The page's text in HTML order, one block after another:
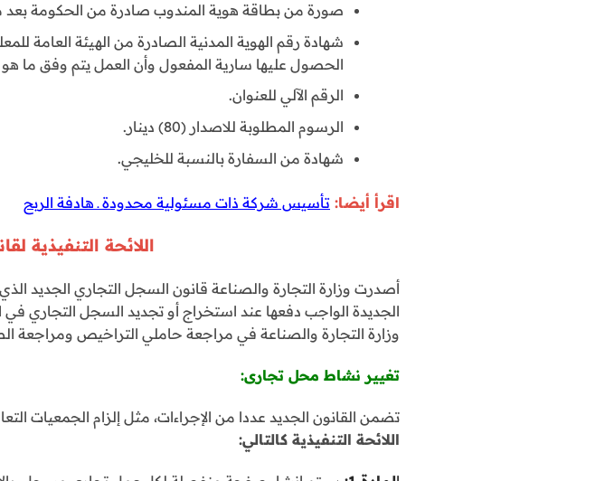
صورة من بطاقة هوية المندوب صادرة من الحكومة بعد
شهادة رقم الهوية المدنية الصادرة من الهيئة العامة
الحصول عليها سارية المفعول وأن العمل يتم وفق ما
الرقم الآلي للعنوان.
الرسوم المطلوبة للاصدار (80) دينار.
شهادة من السفارة بالنسبة للخليجي.
اقرأ أيضا: تأسيس شركة ذات مسئولية محدودة ـ هادفة الربح
اللائحة التنفيذية
أصدرت وزارة التجارة والصناعة قانون السجل التجاري الجديد
الجديدة الواجب دفعها عند استخراج أو تجديد السجل التجاري
وزارة التجارة والصناعة في مراجعة حاملي التراخيص ومراجعة
تغيير نشاط محل تجارى:
تضمن القانون الجديد عددا من الإجراءات، مثل إلزام الجمعيات
اللائحة التنفيذية كالتالي: